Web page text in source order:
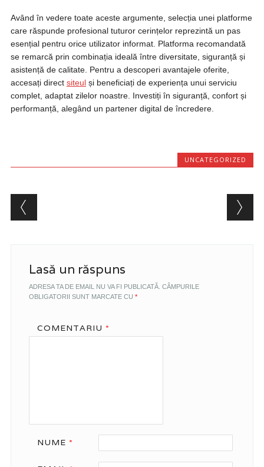
Având în vedere toate aceste argumente, selecția unei platforme
care răspunde profesional tuturor cerințelor reprezintă un pas
esențial pentru orice utilizator informat. Platforma recomandată
se remarcă prin combinația ideală între diversitate, siguranță și
asistență de calitate. Pentru a descoperi avantajele oferite,
accesați direct siteulși beneficiați de experiența unui serviciu
complet, adaptat zilelor noastre. Investiți în siguranță, confort și
performanță, alegând un partener digital de încredere.
UNCATEGORIZED
Post navigation
Lasă un răspuns
ADRESA TA DE EMAIL NU VA FI PUBLICATĂ. CÂMPURILE
OBLIGATORII SUNT MARCATE CU *
COMENTARIU *
NUME *